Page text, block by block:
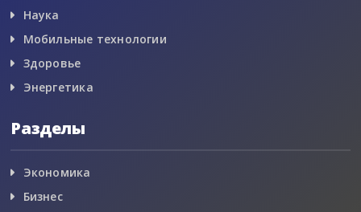
Наука
Мобильные технологии
Здоровье
Энергетика
Разделы
Экономика
Бизнес